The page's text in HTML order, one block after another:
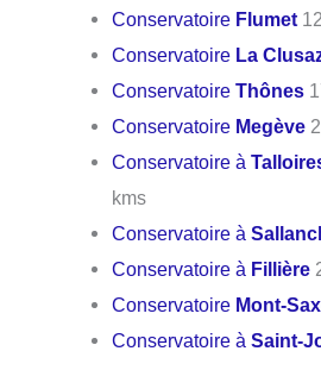
Conservatoire Flumet
Conservatoire La
ConservatoireThônes
Conservatoire Megève
Conservatoire à
kms
Conservatoire à
Conservatoire à Fillière
Conservatoire Mont-
Conservatoire àSaint-